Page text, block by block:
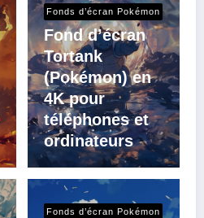
Fonds d’écran Pokémon
Fond d’écran
Tortank
(Pokémon) en
4K pour
téléphones et
ordinateurs
Fonds d’écran Pokémon